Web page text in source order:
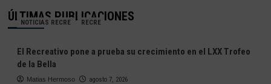
ÚLTIMAS PUBLICACIONES
NOTICIAS RECRE RECRE
El Recreativo pone a prueba su crecimiento en el LXX Trofeo
de la Bella
Matias Hermoso agosto 7, 2026